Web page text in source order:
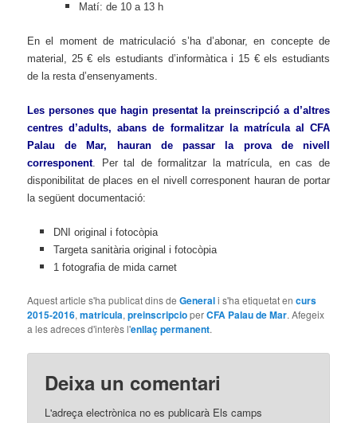
Matí: de 10 a 13 h
En el moment de matriculació s’ha d’abonar, en concepte de
material, 25 € els estudiants d’informàtica i 15 € els estudiants
de la resta d’ensenyaments.
Les persones que hagin presentat la preinscripció a d’altres
centres d’adults, abans de formalitzar la matrícula al CFA
Palau de Mar, hauran de passar la prova de nivell
corresponent. Per tal de formalitzar la matrícula, en cas de
disponibilitat de places en el nivell corresponent hauran de portar
la següent documentació:
DNI original i fotocòpia
Targeta sanitària original i fotocòpia
1 fotografia de mida carnet
Aquest article s'ha publicat dins deGenerali s'ha etiquetat encurs
2015-2016,matricula,preinscripcioperCFA Palau de Mar. Afegeix
a les adreces d'interès l'enllaç permanent.
Deixa un comentari
L'adreça electrònica no es publicarà Els camps